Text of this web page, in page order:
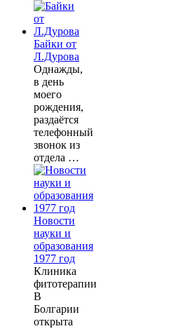
Байки от
Л.Дурова
Однажды,
в день
моего
рождения,
раздаётся
телефонный
звонок из
отдела …
Новости
науки и
образования
1977 год
Клиника
фитотерапии
В
Болгарии
открыта